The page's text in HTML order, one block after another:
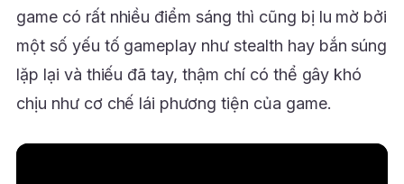
game có rất nhiều điểm sáng thì cũng bị lu mờ bởi
một số yếu tố gameplay như stealth hay bắn súng
lặp lại và thiếu đã tay, thậm chí có thể gây khó
chịu như cơ chế lái phương tiện của game.